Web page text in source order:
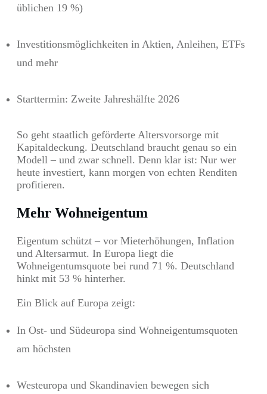
üblichen 19 %)
Investitionsmöglichkeiten in Aktien, Anleihen, ETFs
und mehr
Starttermin: Zweite Jahreshälfte 2026
So geht staatlich geförderte Altersvorsorge mit
Kapitaldeckung. Deutschland braucht genau so ein
Modell – und zwar schnell. Denn klar ist: Nur wer
heute investiert, kann morgen von echten Renditen
profitieren.
Mehr Wohneigentum
Eigentum schützt – vor Mieterhöhungen, Inflation
und Altersarmut. In Europa liegt die
Wohneigentumsquote bei rund 71 %. Deutschland
hinkt mit 53 % hinterher.
Ein Blick auf Europa zeigt:
In Ost- und Südeuropa sind Wohneigentumsquoten
am höchsten
Westeuropa und Skandinavien bewegen sich